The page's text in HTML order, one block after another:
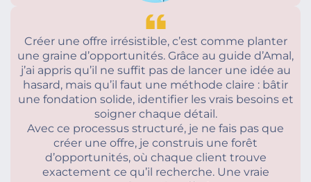
Créer une offre irrésistible, c’est comme planter
une graine d’opportunités. Grâce au guide d’Amal,
j’ai appris qu’il ne suffit pas de lancer une idée au
hasard, mais qu’il faut une méthode claire : bâtir
une fondation solide, identifier les vrais besoins et
soigner chaque détail.
Avec ce processus structuré, je ne fais pas que
créer une offre, je construis une forêt
d’opportunités, où chaque client trouve
exactement ce qu’il recherche. Une vraie